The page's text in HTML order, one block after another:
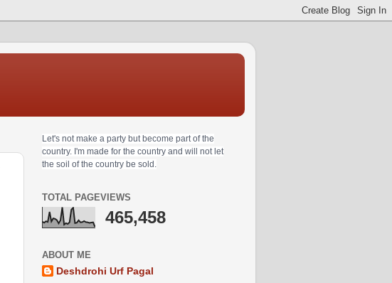
Let's not make a party but become part of the
country. I'm made for the country and will not let
the soil of the country be sold.
TOTAL PAGEVIEWS
465,458
ABOUT ME
Deshdrohi Urf Pagal